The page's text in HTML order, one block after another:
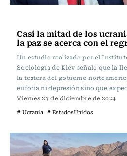
Casi la mitad de los
la paz se acerca con el
Un estudio realizado por el
Sociología de Kiev señaló que la
la testera del gobierno
euforia ni depresión sino que
Viernes 27 de diciembre de 2024
# Ucrania # EstadosUnidos